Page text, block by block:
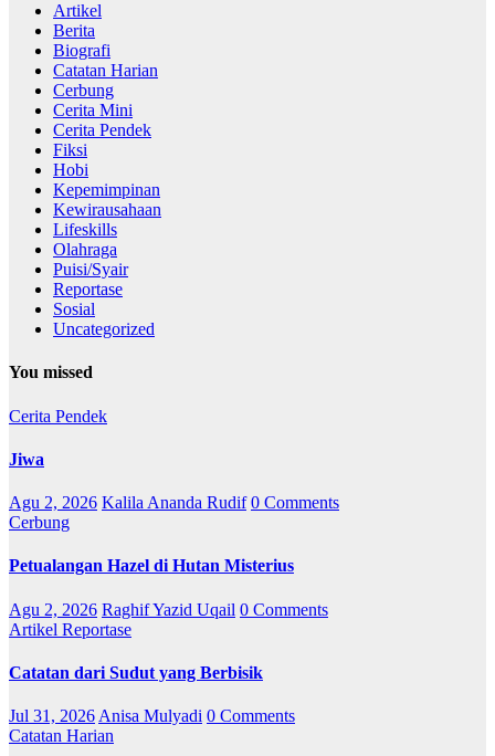
Artikel
Berita
Biografi
Catatan Harian
Cerbung
Cerita Mini
Cerita Pendek
Fiksi
Hobi
Kepemimpinan
Kewirausahaan
Lifeskills
Olahraga
Puisi/Syair
Reportase
Sosial
Uncategorized
You missed
Cerita Pendek
Jiwa
Agu 2, 2026 Kalila Ananda Rudif 0 Comments
Cerbung
Petualangan Hazel di Hutan Misterius
Agu 2, 2026 Raghif Yazid Uqail 0 Comments
Artikel Reportase
Catatan dari Sudut yang Berbisik
Jul 31, 2026 Anisa Mulyadi 0 Comments
Catatan Harian